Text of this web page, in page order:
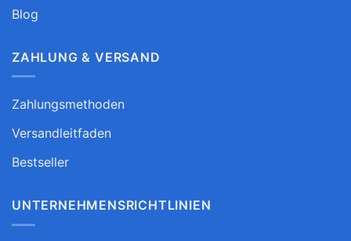
Blog
ZAHLUNG & VERSAND
Zahlungsmethoden
Versandleitfaden
Bestseller
UNTERNEHMENSRICHTLINIEN